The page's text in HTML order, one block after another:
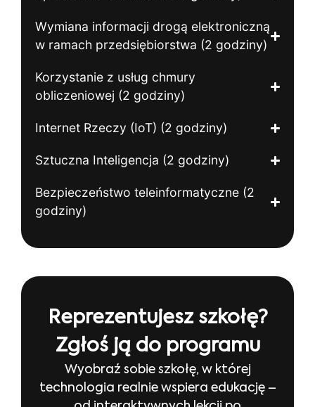
Wymiana informacji drogą elektroniczną
w ramach przedsiębiorstwa (2 godziny)
Korzystanie z usług chmury
obliczeniowej (2 godziny)
Internet Rzeczy (IoT) (2 godziny)
Sztuczna Inteligencja (2 godziny)
Bezpieczeństwo teleinformatyczne (2
godziny)
Reprezentujesz szkołę?
Zgłoś ją do programu
Wyobraź sobie szkołę, w której
technologia realnie wspiera edukację –